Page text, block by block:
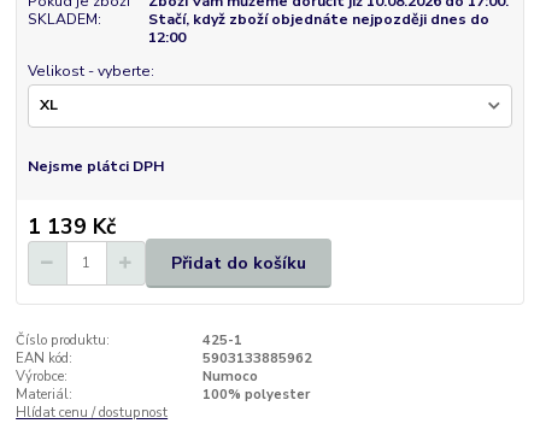
SKLADEM:
Stačí, když zboží objednáte nejpozději dnes do
12:00
Velikost - vyberte:
Nejsme plátci DPH
1 139 Kč
Přidat do košíku
Číslo produktu:
425-1
EAN kód:
5903133885962
Výrobce:
Numoco
Materiál:
100% polyester
Hlídat cenu / dostupnost